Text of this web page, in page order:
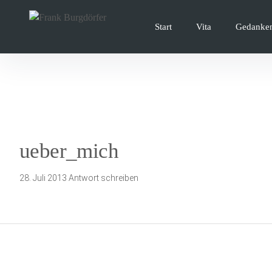
überspringen
Start Vita
ueber_mich
28. Juli 2013 Antwort schreiben